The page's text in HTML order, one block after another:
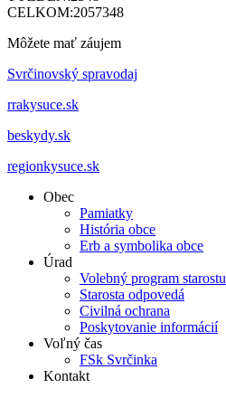
CELKOM:2057348
Môžete mať záujem
Svrčinovský spravodaj
rrakysuce.sk
beskydy.sk
regionkysuce.sk
Obec
Pamiatky
História obce
Erb a symbolika obce
Úrad
Volebný program starostu
Starosta odpovedá
Civilná ochrana
Poskytovanie informácií
Voľný čas
FSk Svrčinka
Kontakt